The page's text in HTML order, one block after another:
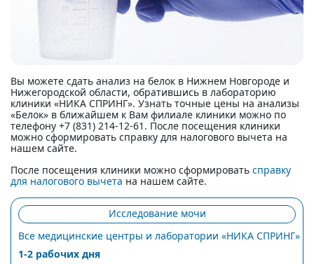
Вы можете сдать анализ на белок в Нижнем Новгороде и
Нижегородской области, обратившись в лабораторию
клиники «НИКА СПРИНГ». Узнать точные цены на анализы
«Белок» в ближайшем к Вам филиале клиники можно по
телефону +7 (831) 214-12-61. После посещения клиники
можно сформировать справку для налогового вычета на
нашем сайте.
После посещения клиники можно сформировать справку
для налогового вычета на нашем сайте.
Исследование мочи
Все медицинские центры и лаборатории «НИКА СПРИНГ»
1-2 рабочих дня